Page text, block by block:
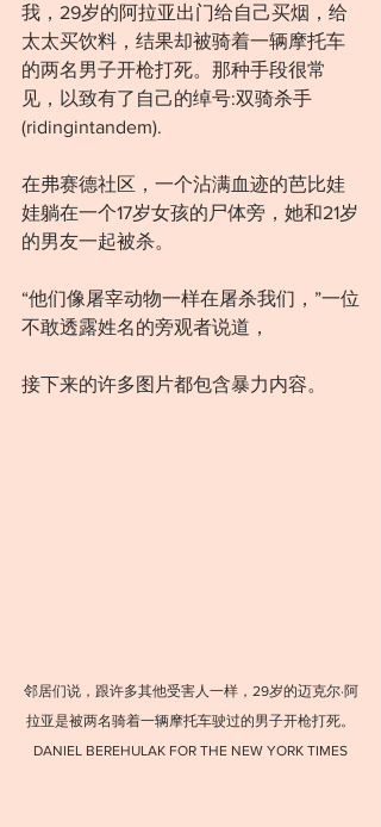
我，29岁的阿拉亚出门给自己买烟，给
太太买饮料，结果却被骑着一辆摩托车
的两名男子开枪打死。那种手段很常
见，以致有了自己的绰号:双骑杀手
(ridingintandem).
在弗赛德社区，一个沾满血迹的芭比娃
娃躺在一个17岁女孩的尸体旁，她和21岁
的男友一起被杀。
“他们像屠宰动物一样在屠杀我们，”一位
不敢透露姓名的旁观者说道，
接下来的许多图片都包含暴力内容。
邻居们说，跟许多其他受害人一样，29岁的迈克尔·阿
拉亚是被两名骑着一辆摩托车驶过的男子开枪打死。
DANIEL BEREHULAK FOR THE NEW YORK TIMES